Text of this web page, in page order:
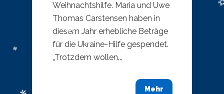
Weihnachtshilfe. Maria und Uwe
Thomas Carstensen haben in
diesem Jahr erhebliche Beträge
für die Ukraine-Hilfe gespendet.
„Trotzdem wollen...
Mehr